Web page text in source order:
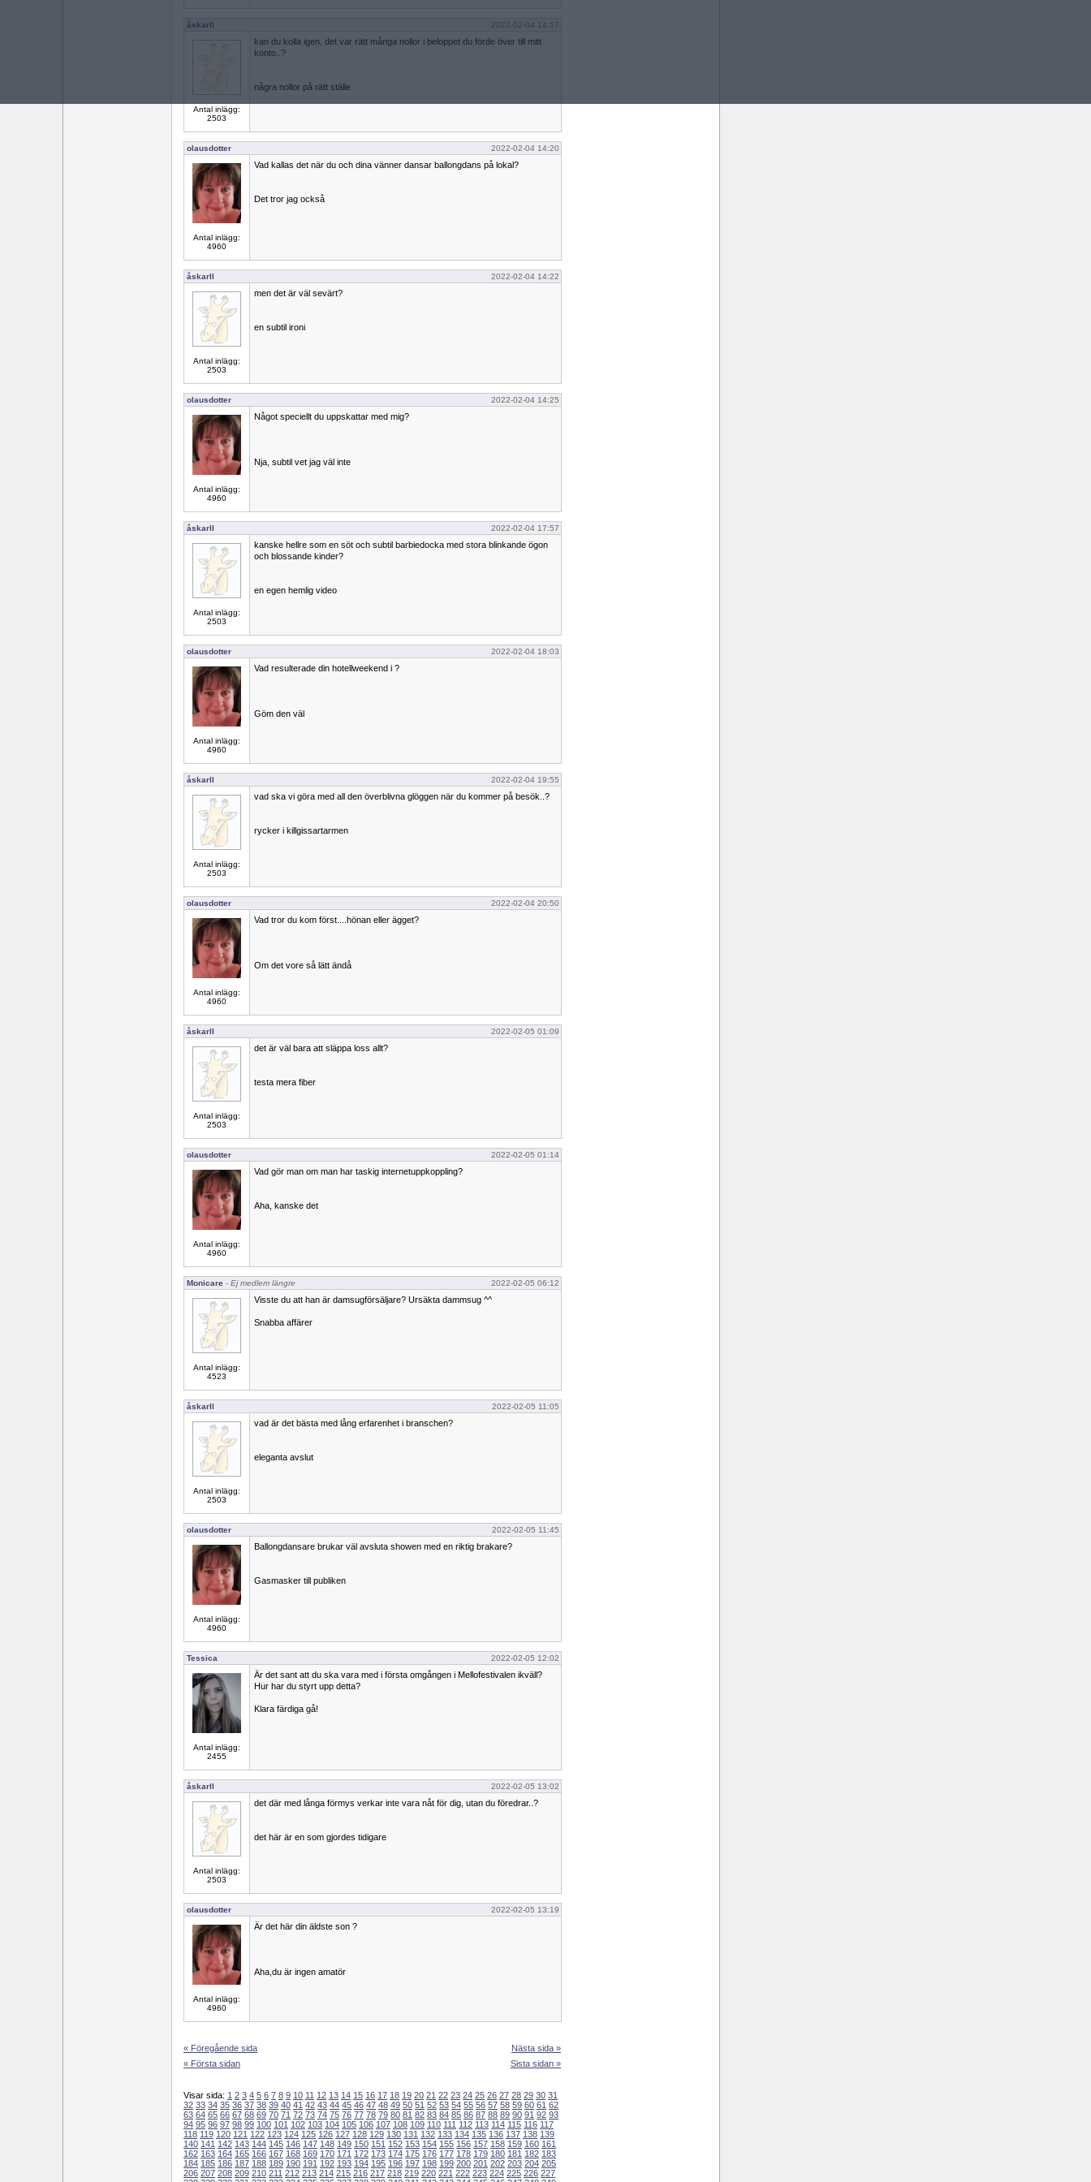
åskarll 2022-02-04 14:17
Antal inlägg:
2503
kan du kolla igen, det var rätt många nollor i beloppet du förde över till mitt
konto..?
några nollor på rätt ställe
olausdotter 2022-02-04 14:20
Antal inlägg:
4960
Vad kallas det när du och dina vänner dansar ballongdans på lokal?
Det tror jag också
åskarll 2022-02-04 14:22
Antal inlägg:
2503
men det är väl sevärt?
en subtil ironi
olausdotter 2022-02-04 14:25
Antal inlägg:
4960
Något speciellt du uppskattar med mig?
Nja, subtil vet jag väl inte
åskarll 2022-02-04 17:57
Antal inlägg:
2503
kanske hellre som en söt och subtil barbiedocka med stora blinkande ögon
och blossande kinder?
en egen hemlig video
olausdotter 2022-02-04 18:03
Antal inlägg:
4960
Vad resulterade din hotellweekend i ?
Göm den väl
åskarll 2022-02-04 19:55
Antal inlägg:
2503
vad ska vi göra med all den överblivna glöggen när du kommer på besök..?
rycker i killgissartarmen
olausdotter 2022-02-04 20:50
Antal inlägg:
4960
Vad tror du kom först....hönan eller ägget?
Om det vore så lätt ändå
åskarll 2022-02-05 01:09
Antal inlägg:
2503
det är väl bara att släppa loss allt?
testa mera fiber
olausdotter 2022-02-05 01:14
Antal inlägg:
4960
Vad gör man om man har taskig internetuppkoppling?
Aha, kanske det
Monicare - Ej medlem längre 2022-02-05 06:12
Antal inlägg:
4523
Visste du att han är damsugförsäljare? Ursäkta dammsug ^^
Snabba affärer
åskarll 2022-02-05 11:05
Antal inlägg:
2503
vad är det bästa med lång erfarenhet i branschen?
eleganta avslut
olausdotter 2022-02-05 11:45
Antal inlägg:
4960
Ballongdansare brukar väl avsluta showen med en riktig brakare?
Gasmasker till publiken
Tessica 2022-02-05 12:02
Antal inlägg:
2455
Är det sant att du ska vara med i första omgången i Mellofestivalen ikväll?
Hur har du styrt upp detta?
Klara färdiga gå!
åskarll 2022-02-05 13:02
Antal inlägg:
2503
det där med långa förmys verkar inte vara nåt för dig, utan du föredrar..?
det här är en som gjordes tidigare
olausdotter 2022-02-05 13:19
Antal inlägg:
4960
Är det här din äldste son ?
Aha,du är ingen amatör
« Föregående sida
« Första sidan
Nästa sida »
Sista sidan »
Visar sida: 1 2 3 4 5 6 7 8 9 10 11 12 13 14 15 16 17 18 19 20 21 22 23 24 25 26 27 28 29 30 31
32 33 34 35 36 37 38 39 40 41 42 43 44 45 46 47 48 49 50 51 52 53 54 55 56 57 58 59 60 61 62
63 64 65 66 67 68 69 70 71 72 73 74 75 76 77 78 79 80 81 82 83 84 85 86 87 88 89 90 91 92 93
94 95 96 97 98 99 100 101 102 103 104 105 106 107 108 109 110 111 112 113 114 115 116 117
118 119 120 121 122 123 124 125 126 127 128 129 130 131 132 133 134 135 136 137 138 139
140 141 142 143 144 145 146 147 148 149 150 151 152 153 154 155 156 157 158 159 160 161
162 163 164 165 166 167 168 169 170 171 172 173 174 175 176 177 178 179 180 181 182 183
184 185 186 187 188 189 190 191 192 193 194 195 196 197 198 199 200 201 202 203 204 205
206 207 208 209 210 211 212 213 214 215 216 217 218 219 220 221 222 223 224 225 226 227